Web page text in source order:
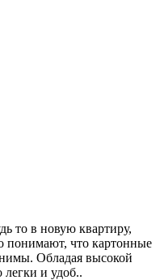
то в новую квартиру,
понимают, что картонные
Обладая высокой
и удоб..